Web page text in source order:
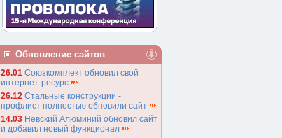
Обновление сайтов
26.01 Союзкомплект обновил свой
интернет-ресурс
26.12 Стальные конструкции -
профлист полностью обновили сайт
14.03 Невский Алюминий обновил сайт
и добавил новый функционал